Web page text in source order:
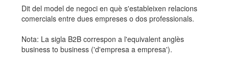
Dit del model de negoci en què s'estableixen relacions
comercials entre dues empreses o dos professionals.
Nota: La sigla B2B correspon a l'equivalent anglès
business to business ('d'empresa a empresa').